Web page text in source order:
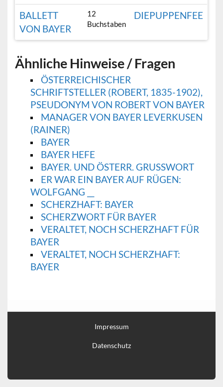
BALLETT
VON BAYER
12
Buchstaben
DIEPUPPENFEE
Ähnliche Hinweise / Fragen
ÖSTERREICHISCHER
SCHRIFTSTELLER (ROBERT, 1835-1902),
PSEUDONYM VON ROBERT VON BAYER
MANAGER VON BAYER LEVERKUSEN
(RAINER)
BAYER
BAYER HEFE
BAYER. UND ÖSTERR. GRUSSWORT
ER WAR EIN BAYER AUF RÜGEN:
WOLFGANG __
SCHERZHAFT: BAYER
SCHERZWORT FÜR BAYER
VERALTET, NOCH SCHERZHAFT FÜR
BAYER
VERALTET, NOCH SCHERZHAFT:
BAYER
Impressum
Datenschutz